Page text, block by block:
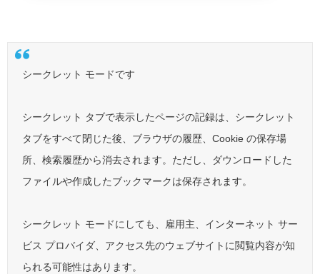
シークレット モードです
シークレット タブで表示したページの記録は、シークレット
タブをすべて閉じた後、ブラウザの履歴、Cookie の保存場
所、検索履歴から消去されます。ただし、ダウンロードした
ファイルや作成したブックマークは保存されます。
シークレット モードにしても、雇用主、インターネット サー
ビス プロバイダ、アクセス先のウェブサイトに閲覧内容が知
られる可能性はあります。